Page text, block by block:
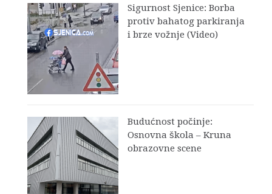
Sigurnost Sjenice: Borba
protiv bahatog parkiranja
i brze vožnje (Video)
Budućnost počinje:
Osnovna škola – Kruna
obrazovne scene